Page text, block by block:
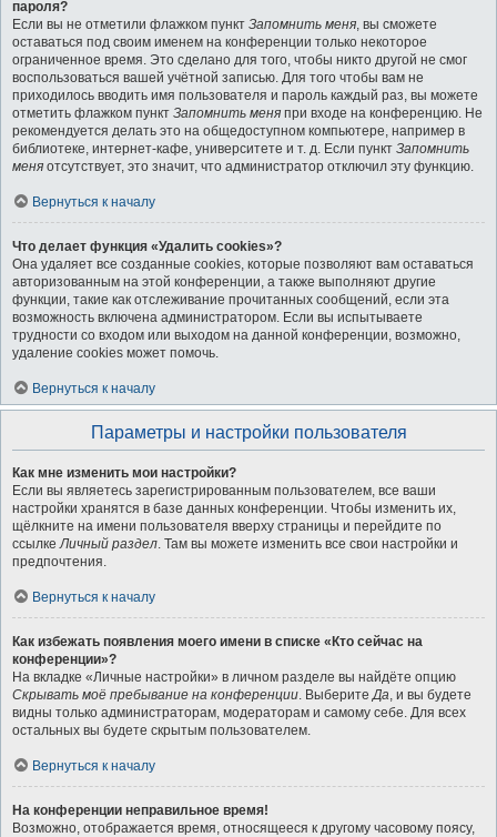
пароля?
Если вы не отметили флажком пункт Запомнить меня, вы сможете
оставаться под своим именем на конференции только некоторое
ограниченное время. Это сделано для того, чтобы никто другой не смог
воспользоваться вашей учётной записью. Для того чтобы вам не
приходилось вводить имя пользователя и пароль каждый раз, вы можете
отметить флажком пункт Запомнить меня при входе на конференцию. Не
рекомендуется делать это на общедоступном компьютере, например в
библиотеке, интернет-кафе, университете и т. д. Если пункт Запомнить
меня отсутствует, это значит, что администратор отключил эту функцию.
Вернуться к началу
Что делает функция «Удалить cookies»?
Она удаляет все созданные cookies, которые позволяют вам оставаться
авторизованным на этой конференции, а также выполняют другие
функции, такие как отслеживание прочитанных сообщений, если эта
возможность включена администратором. Если вы испытываете
трудности со входом или выходом на данной конференции, возможно,
удаление cookies может помочь.
Вернуться к началу
Параметры и настройки пользователя
Как мне изменить мои настройки?
Если вы являетесь зарегистрированным пользователем, все ваши
настройки хранятся в базе данных конференции. Чтобы изменить их,
щёлкните на имени пользователя вверху страницы и перейдите по
ссылкеЛичный раздел. Там вы можете изменить все свои настройки и
предпочтения.
Вернуться к началу
Как избежать появления моего имени в списке «Кто сейчас на
конференции»?
На вкладке «Личные настройки» в личном разделе вы найдёте опцию
Скрывать моё пребывание на конференции. ВыберитеДа, и вы будете
видны только администраторам, модераторам и самому себе. Для всех
остальных вы будете скрытым пользователем.
Вернуться к началу
На конференции неправильное время!
Возможно, отображается время, относящееся к другому часовому поясу,